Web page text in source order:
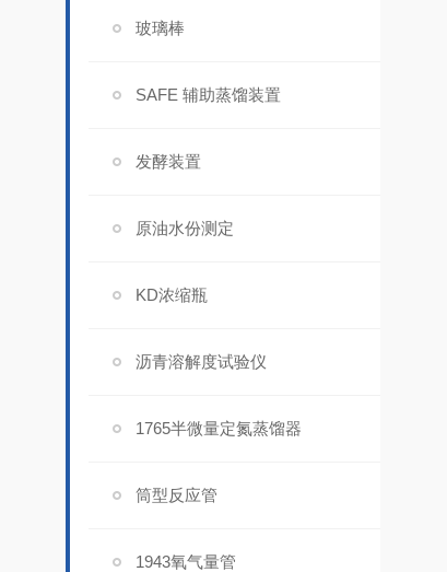
玻璃棒
SAFE 辅助蒸馏装置
发酵装置
原油水份测定
KD浓缩瓶
沥青溶解度试验仪
1765半微量定氮蒸馏器
筒型反应管
1943氧气量管